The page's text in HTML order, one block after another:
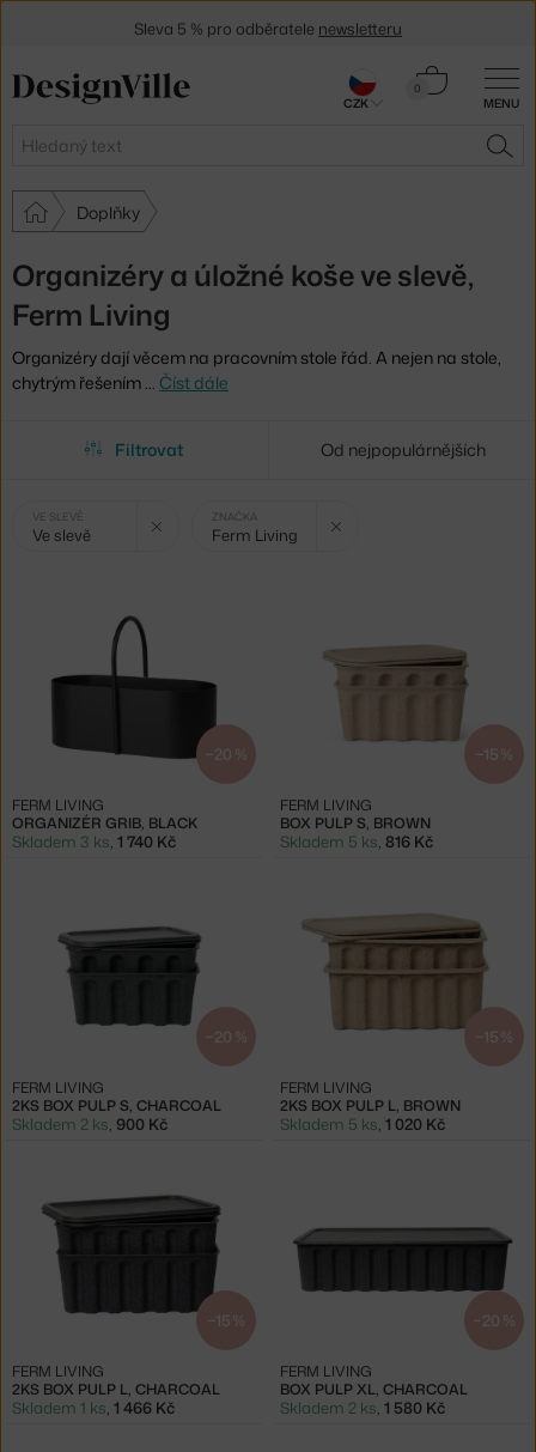
MENU
Hledat
0
Košík
Doplňky
Organizéry a úložné koše ve slevě,
Ferm Living
Organizéry dají věcem na pracovním stole řád. A nejen na stole,
chytrým řešením … Číst dále
Filtrovat Od nejpopulárnějších
Vybrané
filtry:
VE SLEVĚ
Ve slevě
ZNAČKA
Ferm Living
−20 %
ORGANIZÉR GRIB, BLACK
FERM LIVING
Skladem 3 ks 1 740 Kč
−15 %
BOX PULP S, BROWN
FERM LIVING
Skladem 5 ks 816 Kč
−20 %
2KS BOX PULP S, CHARCOAL
FERM LIVING
Skladem 2 ks, 900 Kč
−15 %
2KS BOX PULP L, BROWN
FERM LIVING
Skladem 5 ks, 1 020 Kč
−15 %
2KS BOX PULP L, CHARCOAL
FERM LIVING
Skladem 1 ks, 1 466 Kč
−20 %
BOX PULP XL, CHARCOAL
FERM LIVING
Skladem 2 ks, 1 580 Kč
Sleva 5 % pro odběratele newsletteru
CZK